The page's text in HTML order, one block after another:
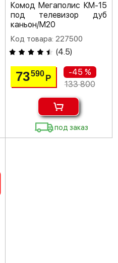
Комод Мегаполис КМ-15
под телевизор дуб
каньон/M20
Код товара: 227500
(4.5)
73590 Р
-45 %
133 800
под заказ